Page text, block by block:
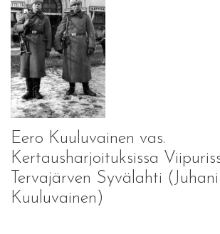
Eero Kuuluvainen vas.
Kertausharjoituksissa
Tervajärven Syvälahti (Juhani
Kuuluvainen)